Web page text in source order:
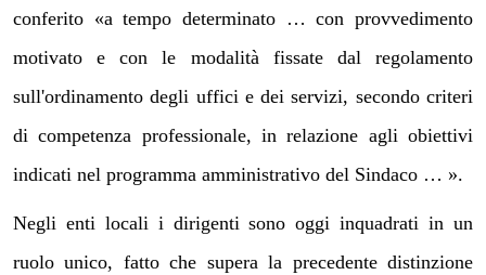
conferito «a tempo determinato … con provvedimento
motivato e con le modalità fissate dal regolamento
sull'ordinamento degli uffici e dei servizi, secondo criteri
di competenza professionale, in relazione agli obiettivi
indicati nel programma amministrativo del Sindaco … ».
Negli enti locali i dirigenti sono oggi inquadrati in un
ruolo unico, fatto che supera la precedente distinzione